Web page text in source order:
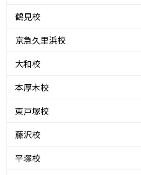
鶴見校
京急久里浜校
大和校
本厚木校
東戸塚校
藤沢校
平塚校